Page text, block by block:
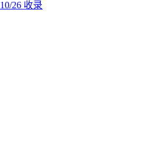
10/26 收录